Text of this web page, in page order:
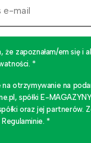
że zapoznałam/em się i
*
na otrzymywanie na
spółki E-
oraz jej
*